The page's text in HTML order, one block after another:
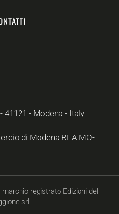
41121 - Modena - Italy
di Modena REA MO-
registrato Edizioni del
srl